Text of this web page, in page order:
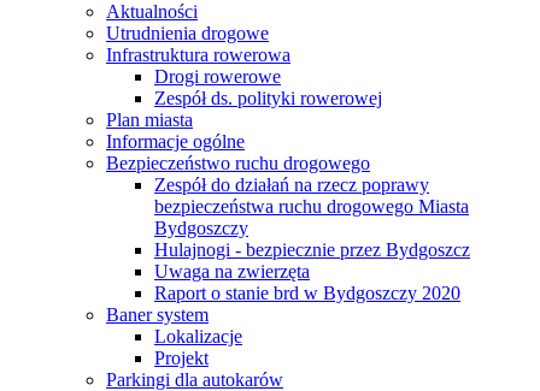
Aktualności
Utrudnienia drogowe
Infrastruktura rowerowa
Drogi rowerowe
Zespół ds. polityki rowerowej
Plan miasta
Informacje ogólne
Bezpieczeństwo ruchu drogowego
Zespół do działań na rzecz poprawy
bezpieczeństwa ruchu drogowego Miasta
Bydgoszczy
Hulajnogi - bezpiecznie przez Bydgoszcz
Uwaga na zwierzęta
Raport o stanie brd w Bydgoszczy 2020
Baner system
Lokalizacje
Projekt
Parkingi dla autokarów